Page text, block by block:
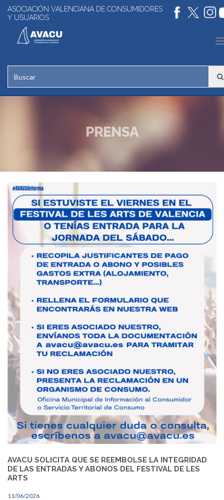
ASOCIACIÓN VALENCIANA DE CONSUMIDORES
Y USUARIOS
PRENSA
AVACU SOLICITA QUE SE REEMBOLSE LA INTEGRIDAD
DE LAS ENTRADAS Y ABONOS DEL FESTIVAL DE LES
ARTS
11/06/2026